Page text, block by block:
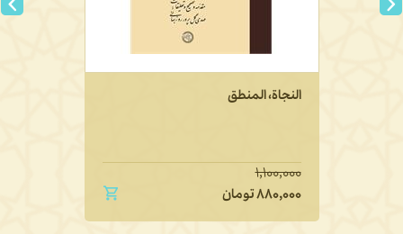
النجاة، المنطق
۱,۱۰۰,۰۰۰
۸۸۰,۰۰۰تومان